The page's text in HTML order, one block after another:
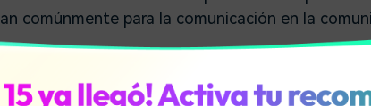
comúnmente para la comunicación en la
Trump o cualquier otro meme de
efectos se guarden en formatos MP3 o WAV y